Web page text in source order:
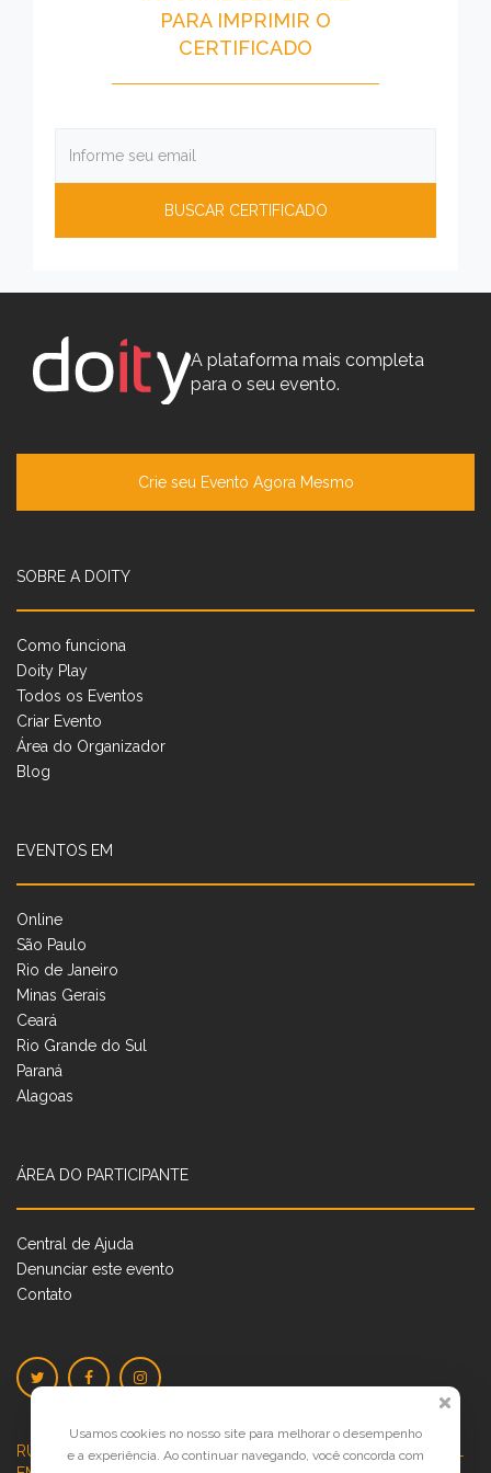
PARA IMPRIMIR O
CERTIFICADO
A plataforma mais completa
para o seu evento.
Crie seu Evento Agora Mesmo
SOBRE A DOITY
Como funciona
Doity Play
Todos os Eventos
Criar Evento
Área do Organizador
Blog
EVENTOS EM
Online
São Paulo
Rio de Janeiro
Minas Gerais
Ceará
Rio Grande do Sul
Paraná
Alagoas
ÁREA DO PARTICIPANTE
Central de Ajuda
Denunciar este evento
Contato
RUA JOSÉ PONTES DE MAGALHÃES, 70JATIÚCA, MACEIÓ - AL
Usamos cookies no nosso site para melhorar o desempenho
e a experiência. Ao continuar navegando, você concorda com